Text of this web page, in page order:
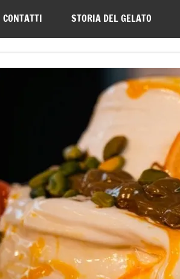
CONTATTI STORIA DEL GELATO